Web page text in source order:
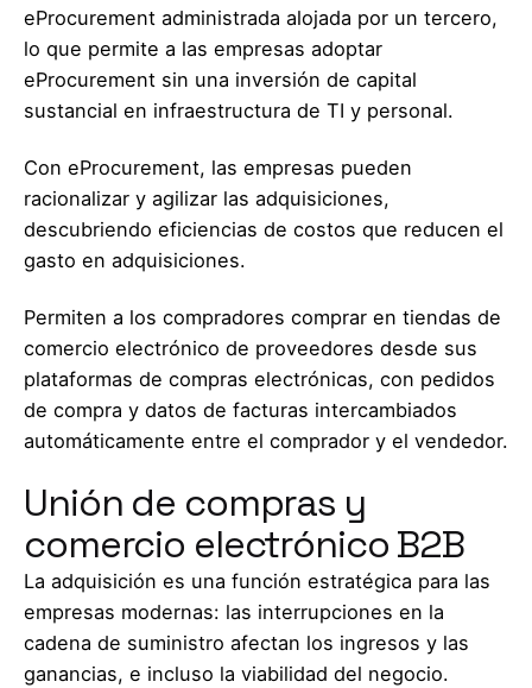
eProcurement administrada alojada por un tercero,
lo que permite a las empresas adoptar
eProcurement sin una inversión de capital
sustancial en infraestructura de TI y personal.
Con eProcurement, las empresas pueden
racionalizar y agilizar las adquisiciones,
descubriendo eficiencias de costos que reducen el
gasto en adquisiciones.
Permiten a los compradores comprar en tiendas de
comercio electrónico de proveedores desde sus
plataformas de compras electrónicas, con pedidos
de compra y datos de facturas intercambiados
automáticamente entre el comprador y el vendedor.
Unión de compras y
comercio electrónico B2B
La adquisición es una función estratégica para las
empresas modernas: las interrupciones en la
cadena de suministro afectan los ingresos y las
ganancias, e incluso la viabilidad del negocio.